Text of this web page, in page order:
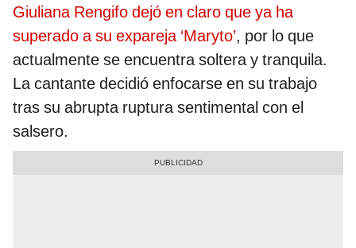
Giuliana Rengifo dejó en claro que ya ha
superado a su expareja ‘Maryto’, por lo que
actualmente se encuentra soltera y tranquila.
La cantante decidió enfocarse en su trabajo
tras su abrupta ruptura sentimental con el
salsero.